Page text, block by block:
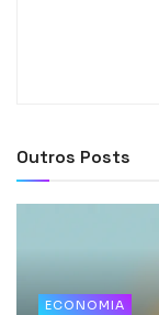
Outros Posts
ECONOMIA